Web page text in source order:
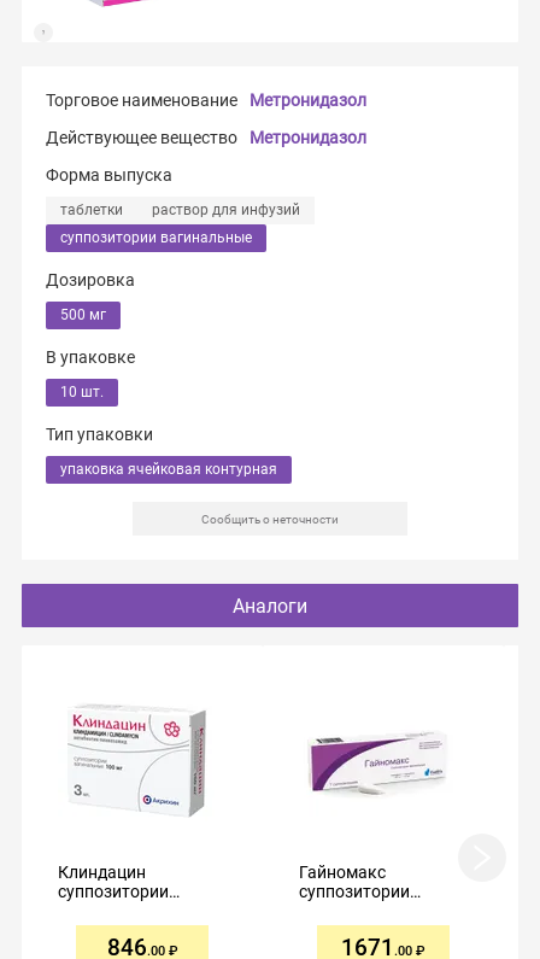
Торговое наименование
Метронидазол
Действующее вещество
Метронидазол
Форма выпуска
таблетки
раствор для инфузий
суппозитории вагинальные
Дозировка
500 мг
В упаковке
10 шт.
Тип упаковки
упаковка ячейковая контурная
Сообщить о неточности
Аналоги
Клиндацин
суппозитории
№3
846.00
Гайномакс
суппозитории
150мг+100мг №7
1671 .00